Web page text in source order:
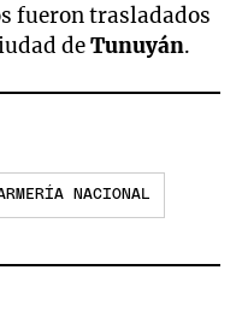
fueron trasladados
deTunuyán.
NACIONAL